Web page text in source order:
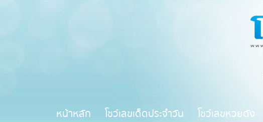
หน้าหลัก โชว์เลขเด็ดประจำวัน โชว์เลขหวยดัง